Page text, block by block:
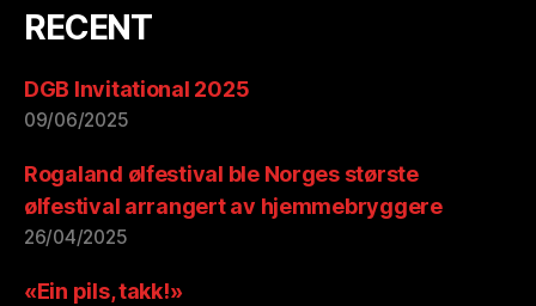
RECENT
DGB Invitational 2025
09/06/2025
Rogaland ølfestival ble Norges største
ølfestival arrangert av hjemmebryggere
26/04/2025
«Ein pils, takk!»